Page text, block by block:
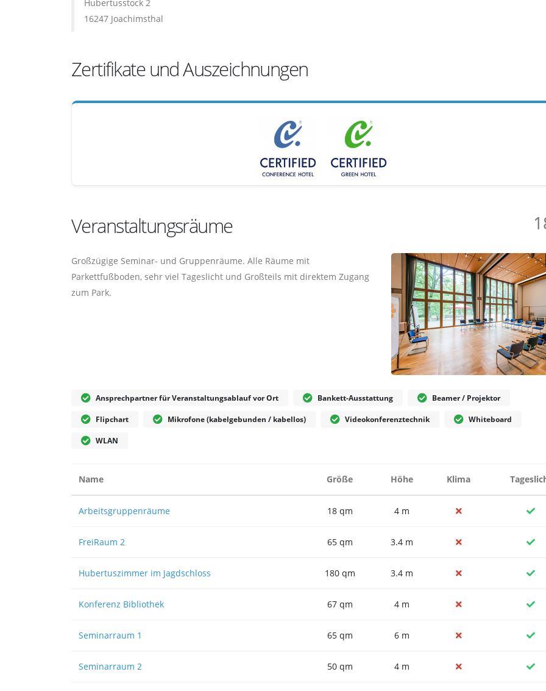
Hubertusstock 2
16247 Joachimsthal
Zertifikate und Auszeichnungen
Veranstaltungsräume
Großzügige Seminar- und Gruppenräume. Alle Räume mit
Parkettfußboden, sehr viel Tageslicht und Großteils mit direktem Zugang
zum Park.
Ansprechpartner für Veranstaltungsablauf vor Ort Bankett-Ausstattung Beamer / Projektor
Flipchart Mikrofone (kabelgebunden / kabellos) Videokonferenztechnik Whiteboard
WLAN
Name Größe Höhe Klima
Arbeitsgruppenräume 18 qm 4 m
FreiRaum 2 65 qm 3.4 m
Hubertuszimmer im Jagdschloss 180 qm 3.4 m
Konferenz Bibliothek 67 qm 4 m
Seminarraum 1 65 qm 6 m
Seminarraum 2 50 qm 4 m